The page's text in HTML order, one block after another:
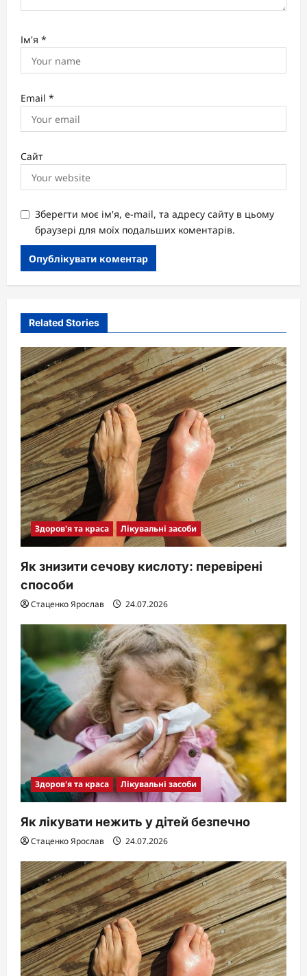
Ім'я *
Email *
Сайт
Зберегти моє ім'я, e-mail, та адресу сайту в цьому
браузері для моїх подальших коментарів.
Related Stories
Здоров'я та краса Лікувальні засоби
Як знизити сечову кислоту: перевірені
способи
Стаценко Ярослав 24.07.2026
Здоров'я та краса Лікувальні засоби
Як лікувати нежить у дітей безпечно
Стаценко Ярослав 24.07.2026